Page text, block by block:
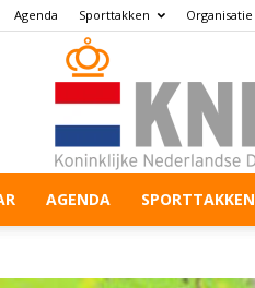
Agenda Sporttakken Organisatie
AGENDA SPORTTAKKEN